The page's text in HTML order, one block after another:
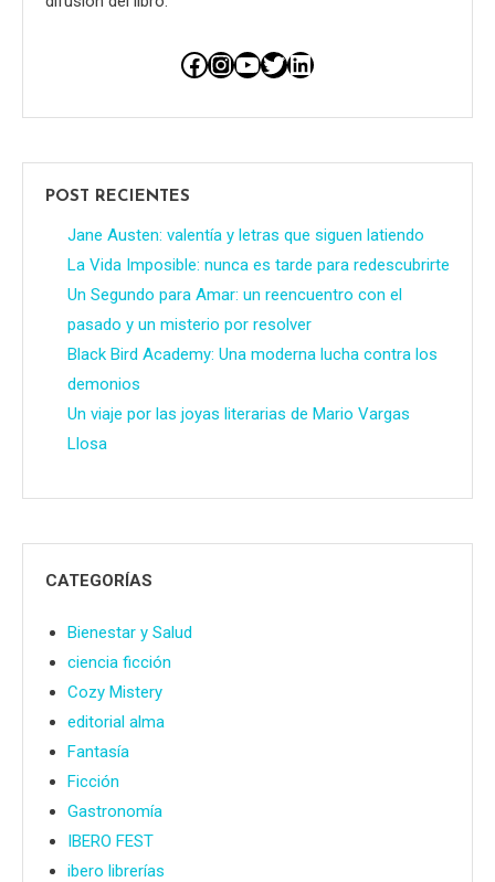
Facebook
Instagram
YouTube
Twitter
LinkedIn
POST RECIENTES
Jane Austen: valentía y letras que siguen latiendo
La Vida Imposible: nunca es tarde para redescubrirte
Un Segundo para Amar: un reencuentro con el
pasado y un misterio por resolver
Black Bird Academy: Una moderna lucha contra los
demonios
Un viaje por las joyas literarias de Mario Vargas
Llosa
CATEGORÍAS
Bienestar y Salud
ciencia ficción
Cozy Mistery
editorial alma
Fantasía
Ficción
Gastronomía
IBERO FEST
ibero librerías